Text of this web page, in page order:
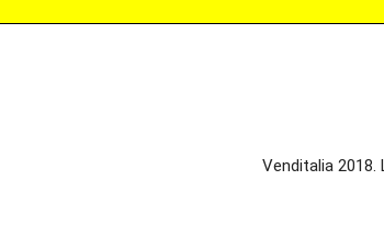
Venditalia 2018.